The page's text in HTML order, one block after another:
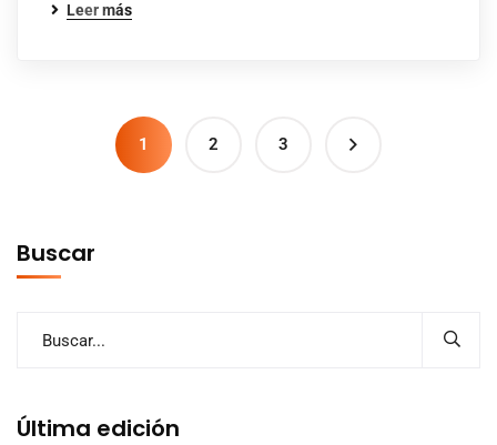
Leer más
1 2 3
Buscar
Última edición